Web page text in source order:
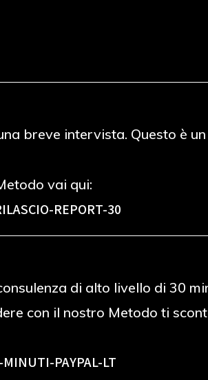
breve intervista. Questo è
vai qui:
REPORT-30
di alto livello di 30
con il nostro Metodo ti
PAYPAL-LT